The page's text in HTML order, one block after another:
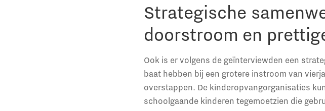
Strategische
doorstroom en
Ook is er volgens de geïnterviewden een
baat hebben bij een grotere instroom van
overstappen. De kinderopvangorganisaties
schoolgaande kinderen tegemoetzien die